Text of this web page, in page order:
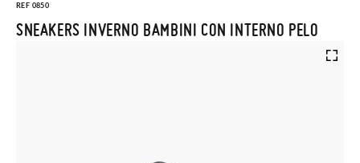
REF 0850
SNEAKERS INVERNO BAMBINI CON INTERNO PELO